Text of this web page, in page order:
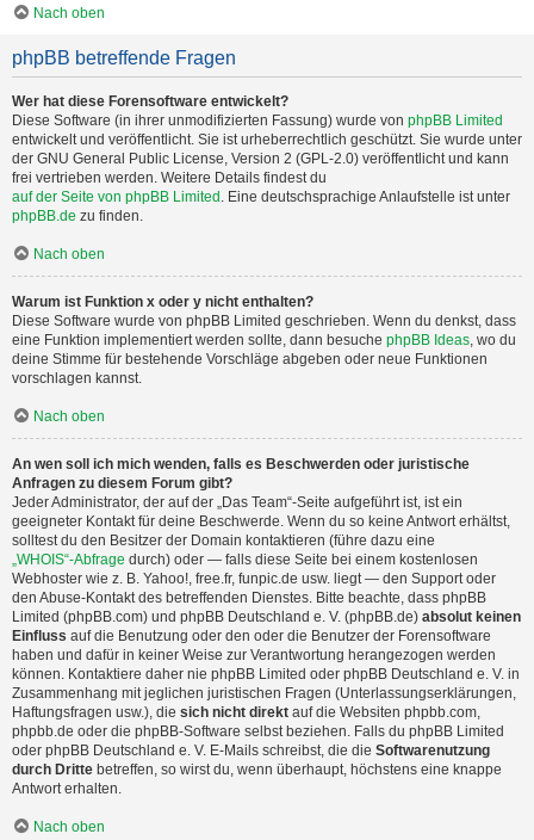
Nach oben
phpBB betreffende Fragen
Wer hat diese Forensoftware entwickelt?
Diese Software (in ihrer unmodifizierten Fassung) wurde von phpBB Limited
entwickelt und veröffentlicht. Sie ist urheberrechtlich geschützt. Sie wurde unter
der GNU General Public License, Version 2 (GPL-2.0) veröffentlicht und kann
frei vertrieben werden. Weitere Details findest du
auf der Seite von phpBB Limited . Eine deutschsprachige Anlaufstelle ist unter
phpBB.de zu finden.
Nach oben
Warum ist Funktion x oder y nicht enthalten?
Diese Software wurde von phpBB Limited geschrieben. Wenn du denkst, dass
eine Funktion implementiert werden sollte, dann besuche phpBB Ideas, wo du
deine Stimme für bestehende Vorschläge abgeben oder neue Funktionen
vorschlagen kannst.
Nach oben
An wen soll ich mich wenden, falls es Beschwerden oder juristische
Anfragen zu diesem Forum gibt?
Jeder Administrator, der auf der „Das Team“-Seite aufgeführt ist, ist ein
geeigneter Kontakt für deine Beschwerde. Wenn du so keine Antwort erhältst,
solltest du den Besitzer der Domain kontaktieren (führe dazu eine
„WHOIS“-Abfrage durch) oder — falls diese Seite bei einem kostenlosen
Webhoster wie z. B. Yahoo!, free.fr, funpic.de usw. liegt — den Support oder
den Abuse-Kontakt des betreffenden Dienstes. Bitte beachte, dass phpBB
Limited (phpBB.com) und phpBB Deutschland e. V. (phpBB.de) absolut keinen
Einfluss auf die Benutzung oder den oder die Benutzer der Forensoftware
haben und dafür in keiner Weise zur Verantwortung herangezogen werden
können. Kontaktiere daher nie phpBB Limited oder phpBB Deutschland e. V. in
Zusammenhang mit jeglichen juristischen Fragen (Unterlassungserklärungen,
Haftungsfragen usw.), die sich nicht direkt auf die Websiten phpbb.com,
phpbb.de oder die phpBB-Software selbst beziehen. Falls du phpBB Limited
oder phpBB Deutschland e. V. E-Mails schreibst, die die Softwarenutzung
durch Dritte betreffen, so wirst du, wenn überhaupt, höchstens eine knappe
Antwort erhalten.
Nach oben